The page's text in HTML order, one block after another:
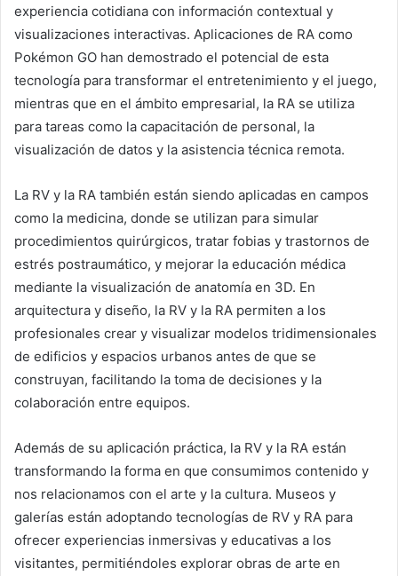
experiencia cotidiana con información contextual y
visualizaciones interactivas. Aplicaciones de RA como
Pokémon GO han demostrado el potencial de esta
tecnología para transformar el entretenimiento y el juego,
mientras que en el ámbito empresarial, la RA se utiliza
para tareas como la capacitación de personal, la
visualización de datos y la asistencia técnica remota.
La RV y la RA también están siendo aplicadas en campos
como la medicina, donde se utilizan para simular
procedimientos quirúrgicos, tratar fobias y trastornos de
estrés postraumático, y mejorar la educación médica
mediante la visualización de anatomía en 3D. En
arquitectura y diseño, la RV y la RA permiten a los
profesionales crear y visualizar modelos tridimensionales
de edificios y espacios urbanos antes de que se
construyan, facilitando la toma de decisiones y la
colaboración entre equipos.
Además de su aplicación práctica, la RV y la RA están
transformando la forma en que consumimos contenido y
nos relacionamos con el arte y la cultura. Museos y
galerías están adoptando tecnologías de RV y RA para
ofrecer experiencias inmersivas y educativas a los
visitantes, permitiéndoles explorar obras de arte en